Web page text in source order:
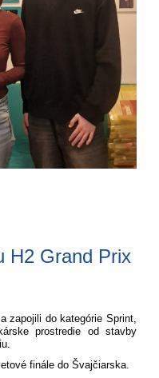
H2 Grand Prix
zapojili do kategórie Sprint,
prostredie od stavby
finále do Švajčiarska.